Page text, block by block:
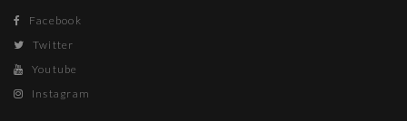
Facebook
Twitter
Youtube
Instagram